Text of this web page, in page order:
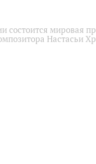
состоится мировая
Настасьи